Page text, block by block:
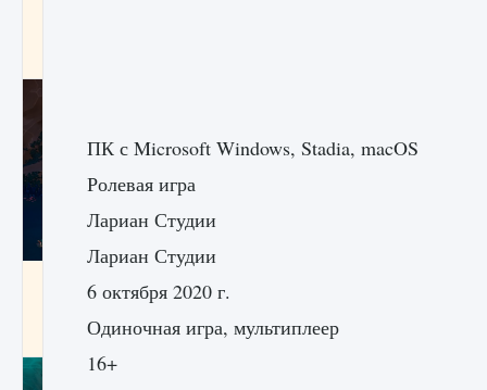
Как разблокировать заклинание Крист в
Creatures of Ava
9 августа 2024 1 393 0
ПК с Microsoft Windows, Stadia, macOS
Ролевая игра
Лариан Студии
Лариан Студии
6 октября 2020 г.
Одиночная игра, мультиплеер
16+